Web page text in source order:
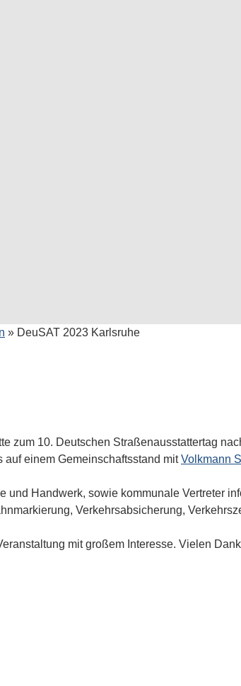
» DeuSAT 2023 Karlsruhe
zum 10. Deutschen Straßenausstattertag
einem Gemeinschaftsstand mitVolkmann
und Handwerk, sowie kommunale Vertreter
Verkehrsabsicherung,
mit großem Interesse. Vielen